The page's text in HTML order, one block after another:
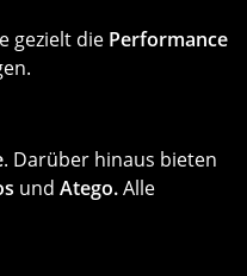
gezielt die Performance
. Darüber hinaus bieten
und Atego.Alle